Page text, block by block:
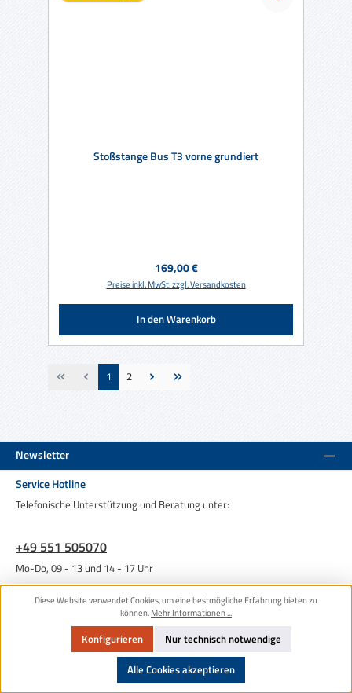
Stoßstange Bus T3 vorne grundiert
Regulärer Preis:
169,00 €
Preise inkl. MwSt. zzgl. Versandkosten
In den Warenkorb
Seite
1 Seite
2
Newsletter
Service Hotline
Telefonische Unterstützung und Beratung unter:
+49 551 505070
Mo-Do, 09 - 13 und 14 - 17 Uhr
Vertrag widerrufen
Diese Website verwendet Cookies, um eine bestmögliche Erfahrung bieten zu
können.Mehr Informationen ...
Nur technisch notwendige
Konfigurieren
Alle Cookies akzeptieren